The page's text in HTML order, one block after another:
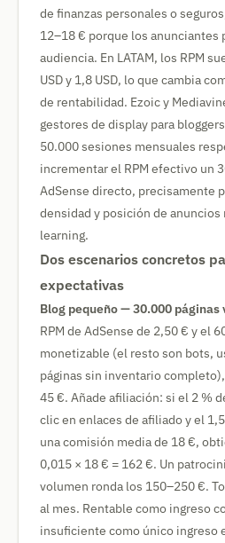
de finanzas personales o
12–18 € porque los anunciantes
audiencia. En LATAM, los RPM
USD y 1,8 USD, lo que cambia
de rentabilidad. Ezoic y
gestores de display para
50.000 sesiones mensuales
incrementar el RPM efectivo un
AdSense directo, precisamente
densidad y posición de
learning.
Dos escenarios concretos
expectativas
Blog pequeño — 30.000
RPM de AdSense de 2,50 € y el
monetizable (el resto son bots,
páginas sin inventario
45 €. Añade afiliación: si el 2 %
clic en enlaces de afiliado y el
una comisión media de 18 €,
0,015 × 18 € = 162 €. Un
volumen ronda los 150–250 €.
al mes. Rentable como ingreso
insuficiente como único ingreso